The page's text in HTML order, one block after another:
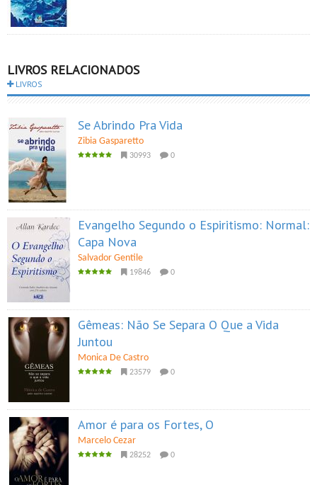
LIVROS RELACIONADOS
LIVROS
Se Abrindo Pra Vida
Zibia Gasparetto
30993 0
Evangelho Segundo o Espiritismo: Normal:
Capa Nova
Salvador Gentile
19846 0
Gêmeas: Não Se Separa O Que a Vida
Juntou
Monica De Castro
23579 0
Amor é para os Fortes, O
Marcelo Cezar
28252 0